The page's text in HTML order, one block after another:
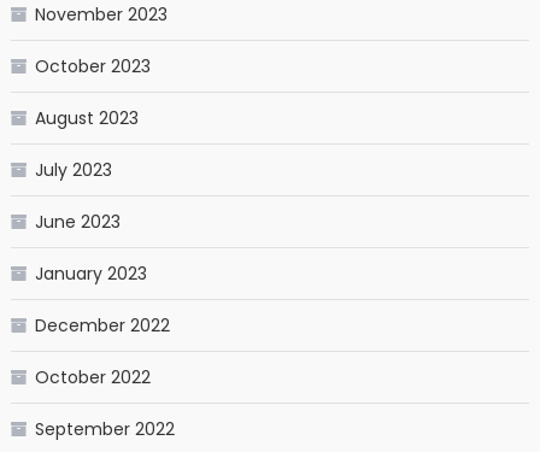
November 2023
October 2023
August 2023
July 2023
June 2023
January 2023
December 2022
October 2022
September 2022